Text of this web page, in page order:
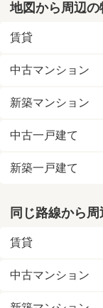
地図から周辺
賃貸
中古マンション
新築マンション
中古一戸建て
新築一戸建て
同じ路線から
賃貸
中古マンション